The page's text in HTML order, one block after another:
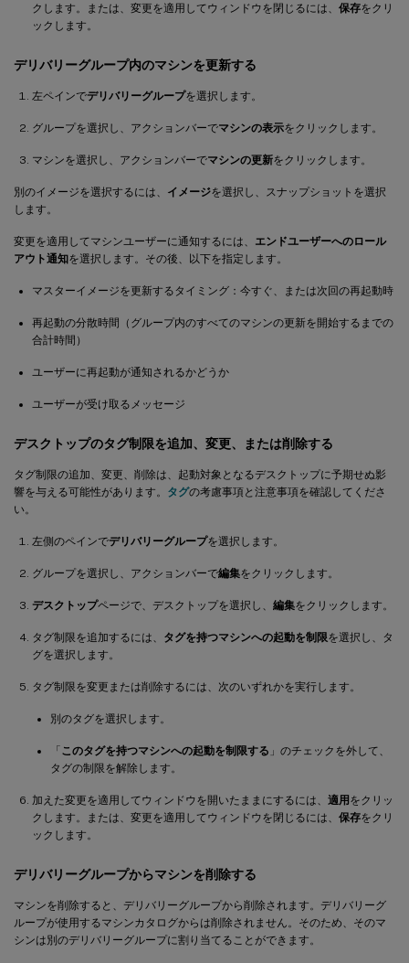
クします。または、変更を適用してウィンドウを閉じるには、 保存をクリ
ックします。
デリバリーグループ内のマシンを更新する
左ペインでデリバリーグループを選択します。
グループを選択し、アクションバーでマシンの表示をクリックします。
マシンを選択し、アクションバーでマシンの更新をクリックします。
別のイメージを選択するには、 イメージを選択し、スナップショットを選択
します。
変更を適用してマシンユーザーに通知するには、 エンドユーザーへのロール
アウト通知を選択します。その後、以下を指定します。
マスターイメージを更新するタイミング：今すぐ、または次回の再起動時
再起動の分散時間（グループ内のすべてのマシンの更新を開始するまでの
合計時間）
ユーザーに再起動が通知されるかどうか
ユーザーが受け取るメッセージ
デスクトップのタグ制限を追加、変更、または削除する
タグ制限の追加、変更、削除は、起動対象となるデスクトップに予期せぬ影
響を与える可能性があります。 タグの考慮事項と注意事項を確認してくださ
い。
左側のペインでデリバリーグループを選択します。
グループを選択し、アクションバーで編集をクリックします。
デスクトップページで、デスクトップを選択し、 編集をクリックします。
タグ制限を追加するには、 タグを持つマシンへの起動を制限を選択し、タ
グを選択します。
タグ制限を変更または削除するには、次のいずれかを実行します。
別のタグを選択します。
「このタグを持つマシンへの起動を制限する 」のチェックを外して、
タグの制限を解除します。
加えた変更を適用してウィンドウを開いたままにするには、 適用をクリッ
クします。または、変更を適用してウィンドウを閉じるには、 保存をクリ
ックします。
デリバリーグループからマシンを削除する
マシンを削除すると、デリバリーグループから削除されます。デリバリーグ
ループが使用するマシンカタログからは削除されません。そのため、そのマ
シンは別のデリバリーグループに割り当てることができます。